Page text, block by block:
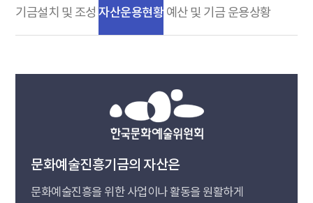
기금설치 및 조성 자산운용현황 예산 및 기금 운용상황
문화예술진흥기금의 자산은
문화예술진흥을 위한 사업이나 활동을 원활하게